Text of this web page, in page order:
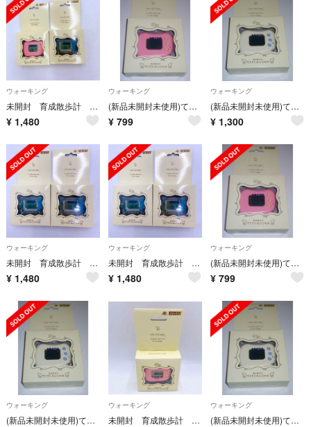
ウォーキング
未開封 育成散歩計 てくてくエンジェル クリア ピンク 【初期不良の保証付き！】
¥ 1,480
ウォーキング
(新品未開封未使用)てくてくエンジェル ピンク ハドソン 万歩計
¥ 799
ウォーキング
(新品未開封未使用)てくてくエンジェル ホワイトとピンク 2個 ハドソン 万歩計
¥ 1,300
ウォーキング
未開封 育成散歩計 てくてくエンジェル クリア 2個【初期不良の保証付き！】
¥ 1,480
ウォーキング
未開封 育成散歩計 てくてくエンジェル クリア 2個【初期不良の保証付き！】
¥ 1,480
ウォーキング
(新品未開封未使用)てくてくエンジェル ピンク ハドソン 万歩計
¥ 799
ウォーキング
(新品未開封未使用)てくてくエンジェル ホワイト ハドソン 万歩計
ウォーキング
未開封 育成散歩計 てくてくエンジェル ピンク 【初期不良の保証付き！】
ウォーキング
(新品未開封未使用)てくてくエンジェル ホワイト ハドソン 万歩計